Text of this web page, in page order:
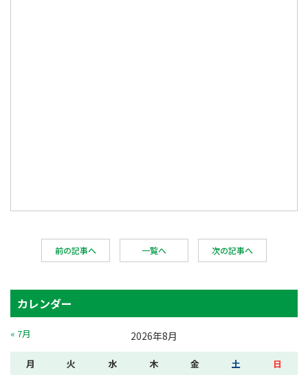
前の記事へ 一覧へ 次の記事へ
カレンダー
2026年8月
月 火 水 木 金 土 日
« 7月